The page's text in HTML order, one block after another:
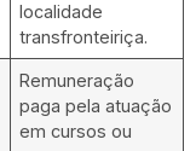
localidade
transfronteiriça.
Remuneração
paga pela atuação
em cursos ou